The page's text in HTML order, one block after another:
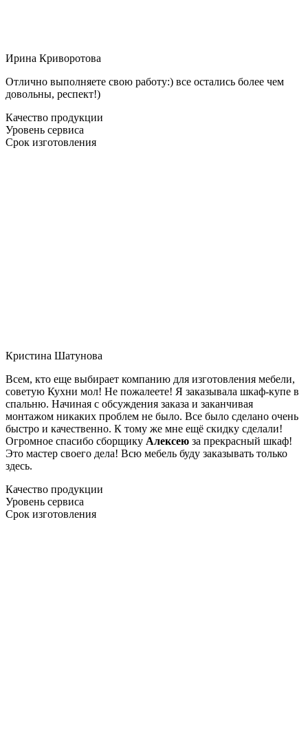
Ирина Криворотова
Отлично выполняете свою работу:) все остались более чем
довольны, респект!)
Качество продукции
Уровень сервиса
Срок изготовления
Кристина Шатунова
Всем, кто еще выбирает компанию для изготовления мебели,
советую Кухни мол! Не пожалеете! Я заказывала шкаф-купе в
спальню. Начиная с обсуждения заказа и заканчивая
монтажом никаких проблем не было. Все было сделано очень
быстро и качественно. К тому же мне ещё скидку сделали!
Огромное спасибо сборщику Алексею за прекрасный шкаф!
Это мастер своего дела! Всю мебель буду заказывать только
здесь.
Качество продукции
Уровень сервиса
Срок изготовления